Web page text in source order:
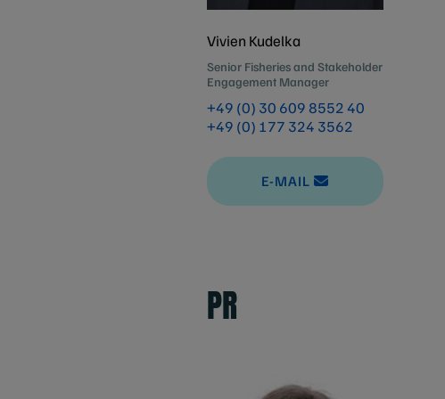
Vivien Kudelka
Senior Fisheries and Stakeholder
Engagement Manager
+49 (0) 30 609 8552 40
+49 (0) 177 324 3562
E-MAIL
PR